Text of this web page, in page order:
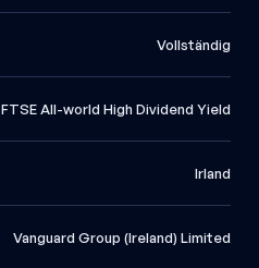
Vollständig
FTSE All-world High Dividend Yield
Irland
Vanguard Group (Ireland) Limited